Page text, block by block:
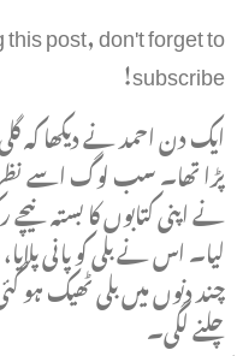
post, don't forget to
subscribe!
ایک دن احمد نے دیکھا کہ
پڑا تھا۔ سب لوگ اسے
نے اپنی کتابوں کا بستہ
لیا۔ اس نے بلی کو پانی
چند دنوں میں بلی ٹھیک ہو
چلنے لگی۔